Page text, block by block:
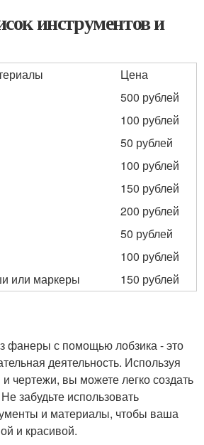
инструментов и
Цена
500 рублей
100 рублей
50 рублей
100 рублей
150 рублей
200 рублей
50 рублей
100 рублей
или маркеры
150 рублей
фанеры с помощью лобзика - это
деятельность. Используя
чертежи, вы можете легко создать
забудьте использовать
и материалы, чтобы ваша
и красивой.